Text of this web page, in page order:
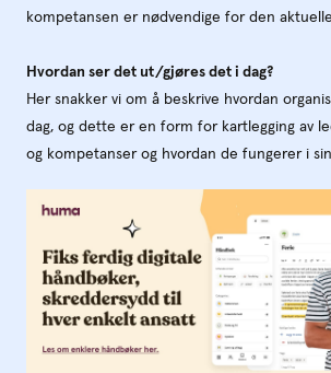
kompetansen er nødvendige for den
Hvordan ser det ut/gjøres det i dag?
Her snakker vi om å beskrive hvordan
dag, og dette er en form for kartlegging av
og kompetanser og hvordan de fungerer i